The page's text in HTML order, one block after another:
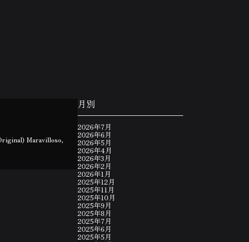
Maravilloso,
月別
2026年7月
2026年6月
2026年5月
2026年4月
2026年3月
2026年2月
2026年1月
2025年12月
2025年11月
2025年10月
2025年9月
2025年8月
2025年7月
2025年6月
2025年5月